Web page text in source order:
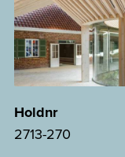
Holdnr
2713-270